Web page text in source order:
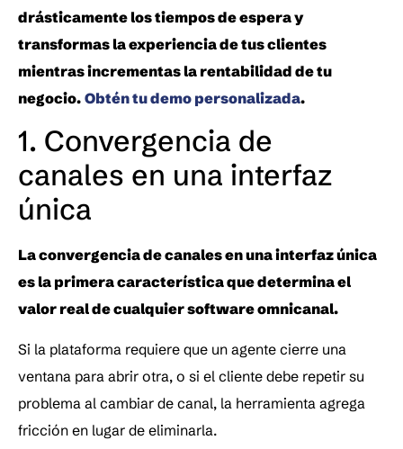
drásticamente los tiempos de espera y
transformas la experiencia de tus clientes
mientras incrementas la rentabilidad de tu
negocio. Obtén tu demo personalizada.
1. Convergencia de
canales en una interfaz
única
La convergencia de canales en una interfaz única
es la primera característica que determina el
valor real de cualquier software omnicanal.
Si la plataforma requiere que un agente cierre una
ventana para abrir otra, o si el cliente debe repetir su
problema al cambiar de canal, la herramienta agrega
fricción en lugar de eliminarla.